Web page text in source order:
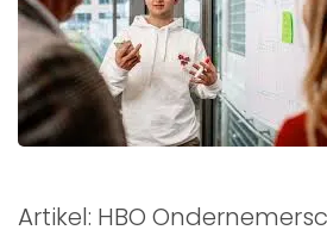
Artikel: HBO